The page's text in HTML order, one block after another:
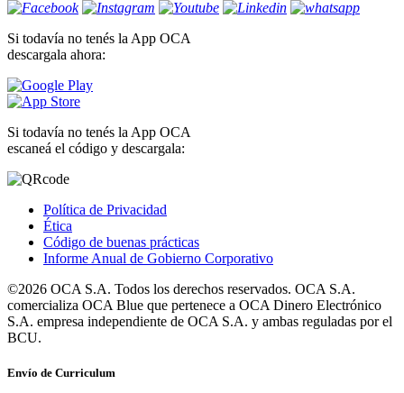
Si todavía no tenés la App OCA
descargala ahora:
Si todavía no tenés la App OCA
escaneá el código y descargala:
Política de Privacidad
Ética
Código de buenas prácticas
Informe Anual de Gobierno Corporativo
©2026 OCA S.A. Todos los derechos reservados. OCA S.A.
comercializa OCA Blue que pertenece a OCA Dinero Electrónico
S.A. empresa independiente de OCA S.A. y ambas reguladas por el
BCU.
Envío de Curriculum